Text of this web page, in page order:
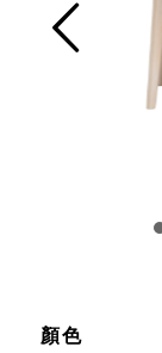
顏色